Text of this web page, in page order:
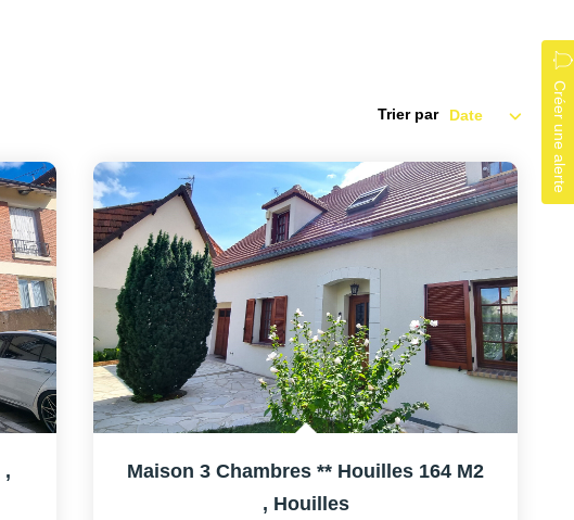
Créer une alerte
Trier par
,
Maison 3 Chambres ** Houilles 164 M2
, Houilles